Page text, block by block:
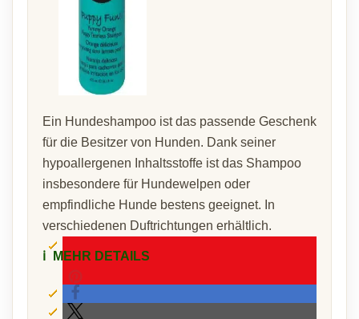
Ein Hundeshampoo ist das passende Geschenk
für die Besitzer von Hunden. Dank seiner
hypoallergenen Inhaltsstoffe ist das Shampoo
insbesondere für Hundewelpen oder
empfindliche Hunde bestens geeignet. In
verschiedenen Duftrichtungen erhältlich.
ℹ️ MEHR DETAILS